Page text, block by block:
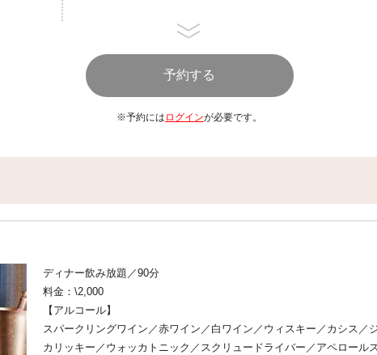
ース／アヒメンチカツとオニオンリ
Curry＆Soup
ビーフカレー／ポークグリーンカレ
ズレッドカレー／イカ墨シーフード
紫芋ケーキ／ストロベリーケーキ／
すべての食材を同一の環境で調理し
※仕入れの状況により、食材、メニ
※予約には ログインが必要です。
ディナー飲み放題／90分
料金：\2,000
【アルコール】
スパークリングワイン／赤ワイン／白ワイン／ウィスキー／カシス／
カリッキー／ウォッカトニック／スクリュードライバー／アペロール